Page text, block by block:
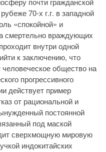
70-х г.г. в западной
«спокойной» и
смертельно враждующих
внутри одной
к заключению, что
общество на
прогрессивного
действует пример
от рациональной и
постоянной
под маской
сверхмощную мировую
индокитайских